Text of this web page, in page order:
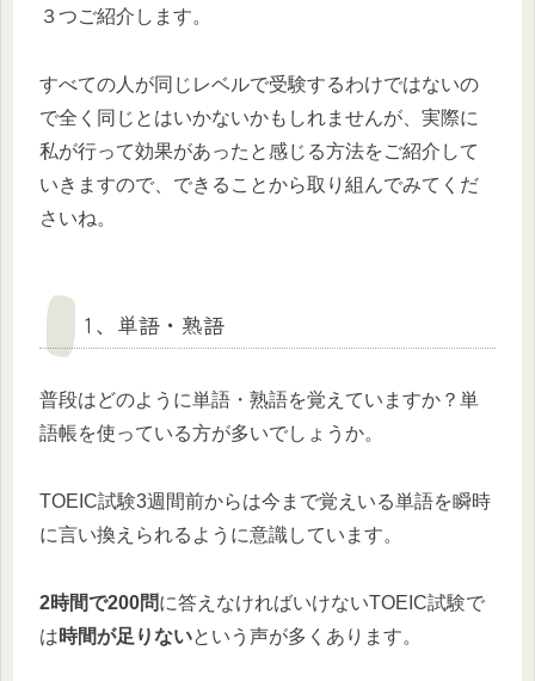
３つご紹介します。
すべての人が同じレベルで受験するわけではないの
で全く同じとはいかないかもしれませんが、実際に
私が行って効果があったと感じる方法をご紹介して
いきますので、できることから取り組んでみてくだ
さいね。
1、単語・熟語
普段はどのように単語・熟語を覚えていますか？単
語帳を使っている方が多いでしょうか。
TOEIC試験3週間前からは今まで覚えいる単語を瞬時
に言い換えられるように意識しています。
2時間で200問に答えなければいけないTOEIC試験で
は時間が足りないという声が多くあります。